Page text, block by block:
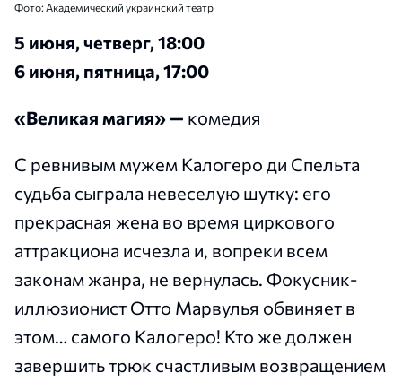
Фото: Академический украинский театр
5 июня, четверг, 18:00
6 июня, пятница, 17:00
«Великая магия» — комедия
С ревнивым мужем Калогеро ди Спельта
судьба сыграла невеселую шутку: его
прекрасная жена во время циркового
аттракциона исчезла и, вопреки всем
законам жанра, не вернулась. Фокусник-
иллюзионист Отто Марвулья обвиняет в
этом… самого Калогеро! Кто же должен
завершить трюк счастливым возвращением